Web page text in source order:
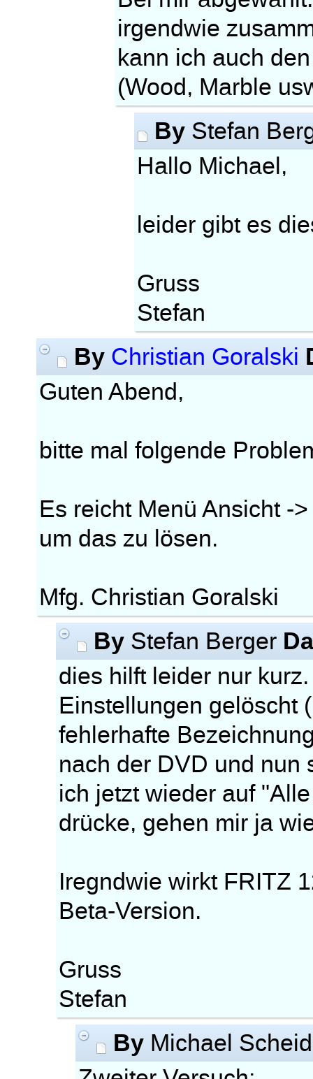
irgendwie
kann ich auch
(Wood, Marble
By Stefan
Hallo Michael,
leider gibt es
Gruss
Stefan
By Christian Goralski
Guten Abend,
bitte mal folgende
Es reicht Menü Ansicht -
um das zu lösen.
Mfg. Christian Goralski
By Stefan Berger
dies hilft leider nur
Einstellungen gelöscht
fehlerhafte
nach der DVD und nun
ich jetzt wieder auf
drücke, gehen mir ja
Iregndwie wirkt FRITZ
Beta-Version.
Gruss
Stefan
By Michael